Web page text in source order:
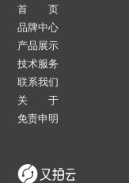
首 页
品牌中心
产品展示
技术服务
联系我们
关 于
免责申明